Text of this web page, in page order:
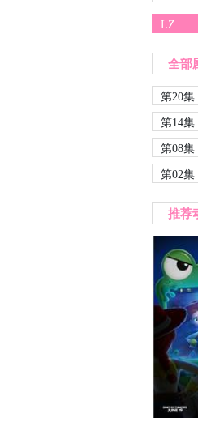
LZ
全部
第20集
第14集
第08集
第02集
推荐